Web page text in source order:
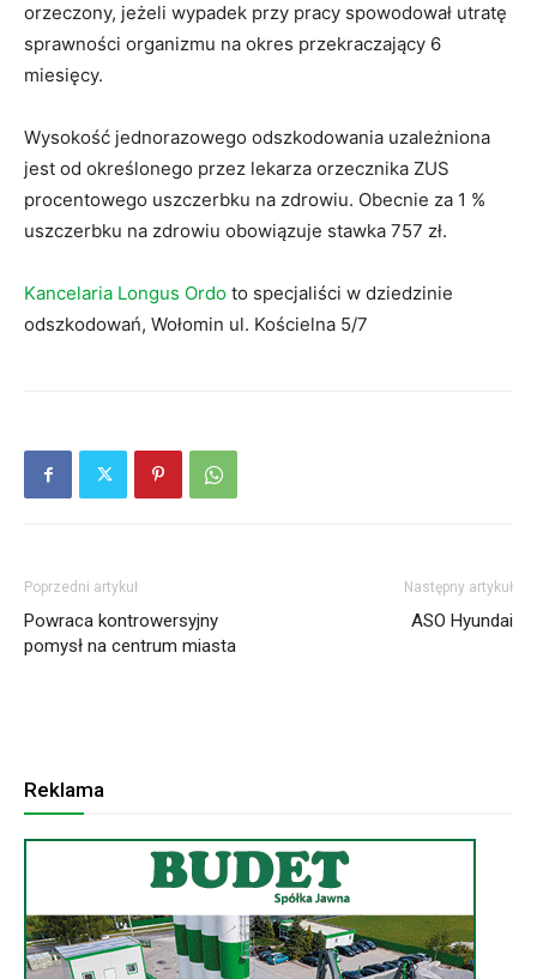
orzeczony, jeżeli wypadek przy pracy spowodował utratę
sprawności organizmu na okres przekraczający 6
miesięcy.
Wysokość jednorazowego odszkodowania uzależniona
jest od określonego przez lekarza orzecznika ZUS
procentowego uszczerbku na zdrowiu. Obecnie za 1 %
uszczerbku na zdrowiu obowiązuje stawka 757 zł.
Kancelaria Longus Ordo to specjaliści w dziedzinie
odszkodowań, Wołomin ul. Kościelna 5/7
Poprzedni artykuł
Powraca kontrowersyjny
pomysł na centrum miasta
Następny artykuł
ASO Hyundai
Reklama